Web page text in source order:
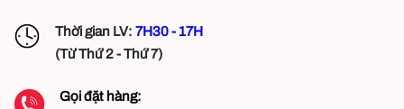
Thời gian LV: 7H30 - 17H
(Từ Thứ 2 - Thứ 7)
Gọi đặt hàng: